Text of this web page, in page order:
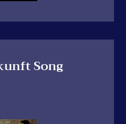
Song